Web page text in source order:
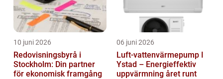
10 juni 2026
Redovisningsbyrå i
Stockholm: Din partner
för ekonomisk framgång
06 juni 2026
Luft-vattenvärmepump I
Ystad – Energieffektiv
uppvärmning året runt